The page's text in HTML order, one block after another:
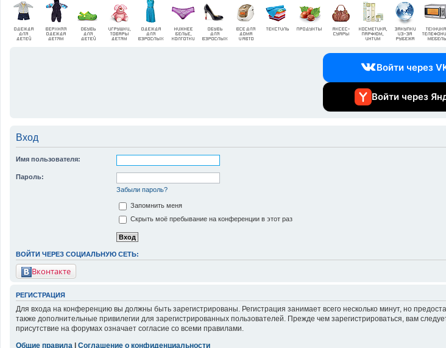
Войти через
Войти через
Вход
Имя пользователя:
Пароль:
Забыли пароль?
Запомнить меня
Скрыть моё пребывание на конференции в этот раз
ВОЙТИ ЧЕРЕЗ СОЦИАЛЬНУЮ СЕТЬ:
Вконтакте
РЕГИСТРАЦИЯ
Для входа на конференцию вы должны быть зарегистрированы. Регистрация занимает всего несколько минут, но
также дополнительные привилегии для зарегистрированных пользователей. Прежде чем зарегистрироваться, вам
присутствие на форумах означает согласие со всеми правилами.
Общие правила
Соглашение о конфиденциальности